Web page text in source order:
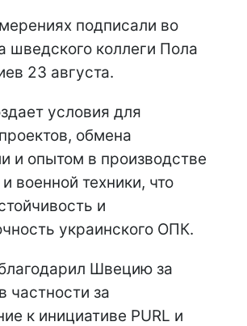
подписали во
шведского коллеги Пола
23 августа.
условия для
обмена
и опытом в производстве
военной техники, что
и
украинского ОПК.
Швецию за
частности за
к инициативе PURL и